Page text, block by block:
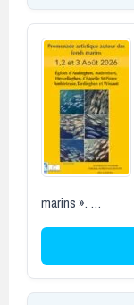
marins ». …